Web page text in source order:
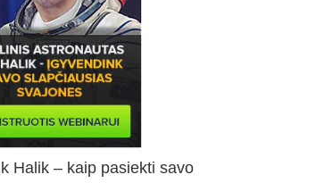
Halik – kaip pasiekti savo